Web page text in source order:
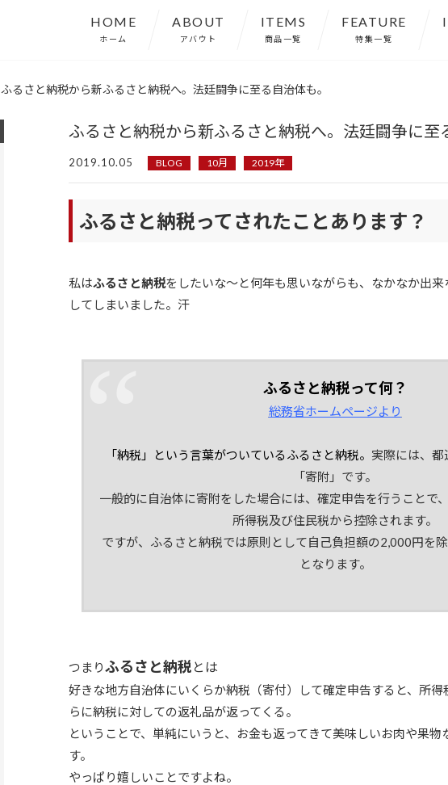
HOME
ホーム
ABOUT
アバウト
ITEMS
商品一覧
FEATURE
特集一覧
ふるさと納税から新ふるさと納税へ。法廷闘争に至る自治体も。
ふるさと納税から新ふるさと納税へ。法廷闘争に至
2019.10.05 BLOG 10月 2019年
ふるさと納税ってされたことあります？
私はふるさと納税をしたいな〜と何年も思いながらも、なかなか出
してしまいました。汗
ふるさと納税って何？
総務省ホームページより
「納税」という言葉がついているふるさと納税。 実際には、都
「寄附」です。
一般的に自治体に寄附をした場合には、確定申告を行うことで
所得税及び住民税から控除されます。
ですが、ふるさと納税では原則として自己負担額の2,000円を
となります。
つまりふるさと納税 とは
好きな地方自治体にいくらか納税（寄付）して確定申告すると、所
らに納税に対しての返礼品が返ってくる。
ということで、単純にいうと、お金も返ってきて美味しいお肉や果物
す。
やっぱり嬉しいことですよね。